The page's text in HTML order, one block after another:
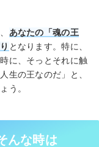
あなたの「魂の王
となります。特に、
に、そっとそれに触
生の王なのだ」と、
う。
んな時は